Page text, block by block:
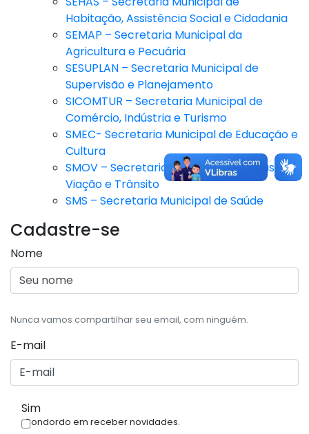
Habitação, Assistência Social e Cidadania
SEMAP – Secretaria Municipal da
Agricultura e Pecuária
SESUPLAN – Secretaria Municipal de
Supervisão e Planejamento
SICOMTUR – Secretaria Municipal de
Comércio, Indústria e Turismo
SMEC- Secretaria Municipal de Educação e
Cultura
SMOV – Secretaria Municipal de Obras,
Viação e Trânsito
SMS – Secretaria Municipal de Saúde
Cadastre-se
Nome
Nunca vamos compartilhar seu email, com ninguém.
E-mail
Sim
Condordo em receber novidades.